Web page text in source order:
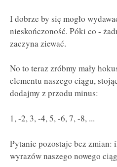
I dobrze by się mogło
nieskończoność. Póki co -
zaczyna ziewać.
No to teraz zróbmy mały
elementu naszego ciągu,
dodajmy z przodu minus:
1, -2, 3, -4, 5, -6, 7, -8, ...
Pytanie pozostaje bez zmian:
wyrazów naszego nowego